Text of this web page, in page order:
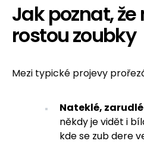
Jak poznat,
rostou zoubky
Mezi typické projevy
Nateklé,
někdy je vidět i
kde se zub dere